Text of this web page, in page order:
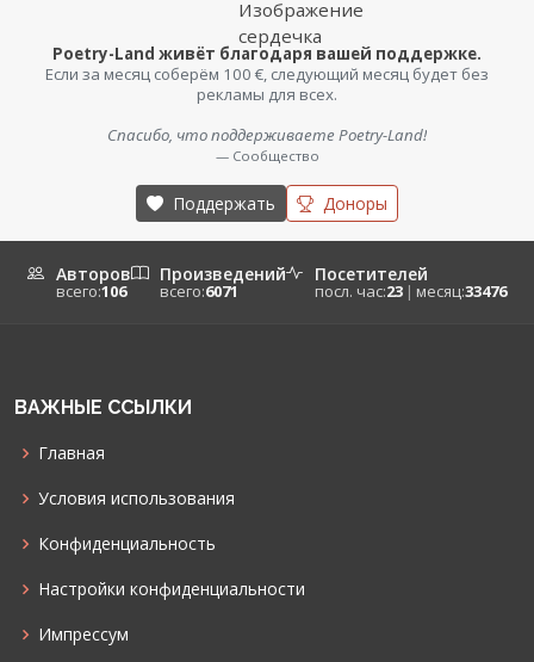
Poetry-Land живёт благодаря вашей поддержке.
Если за месяц соберём 100 €, следующий месяц будет без
рекламы для всех.
Спасибо, что поддерживаете Poetry-Land!
— Сообщество
Поддержать Доноры
Авторов
всего:106
Произведений
всего:6071
Посетителей
посл. час:23 | месяц:33476
ВАЖНЫЕ ССЫЛКИ
Главная
Условия использования
Конфиденциальность
Настройки конфиденциальности
Импрессум